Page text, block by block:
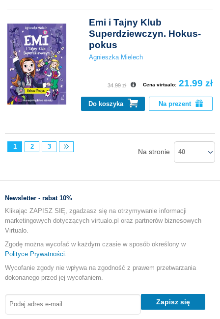
Emi i Tajny Klub
Superdziewczyn. Hokus-
pokus
Agnieszka Mielech
Cena virtualo: 21.99 zł
34.99 zł
Do koszyka Na prezent
1 2 3
Na stronie 40
Newsletter - rabat 10%
Klikając ZAPISZ SIĘ, zgadzasz się na otrzymywanie informacji
marketingowych dotyczących virtualo.pl oraz partnerów biznesowych
Virtualo.
Zgodę można wycofać w każdym czasie w sposób określony w
Polityce Prywatności
Wycofanie zgody nie wpływa na zgodność z prawem przetwarzania
dokonanego przed jej wycofaniem.
Zapisz się